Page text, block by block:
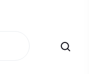
Search